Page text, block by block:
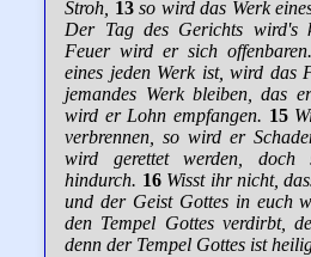
Stroh, 13so wird das Werk
Der Tag des Gerichts wird's
Feuer wird er sich
eines jeden Werk ist, wird das
jemandes Werk bleiben, das
wird er Lohn empfangen. 15
verbrennen, so wird er
wird gerettet werden,
hindurch. 16 Wisst ihr nicht,
und der Geist Gottes in euch
den Tempel Gottes verdirbt,
denn der Tempel Gottes ist